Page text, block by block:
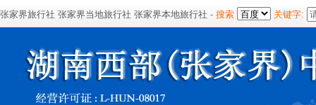
张家界旅行社 张家界当地旅行社 张家界本地旅行社 - 搜索 关键字: